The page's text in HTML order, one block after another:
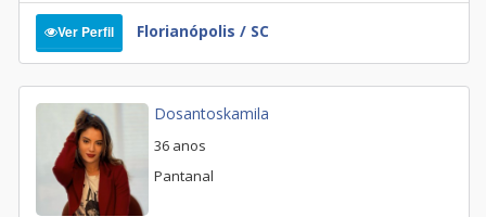
Ver Perfil Florianópolis / SC
Dosantoskamila
36 anos
Pantanal